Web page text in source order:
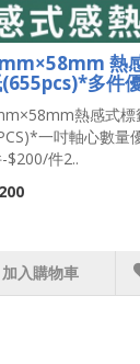
熱
多件
熱感式標
一吋軸心數量
$200/件2..
加入購物車